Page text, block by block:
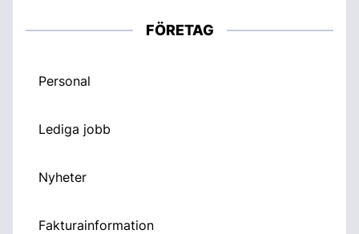
FÖRETAG
Personal
Lediga jobb
Nyheter
Fakturainformation